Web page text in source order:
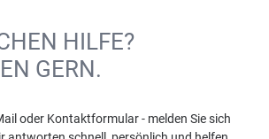
HILFE?
GERN.
oder Kontaktformular - melden Sie sich